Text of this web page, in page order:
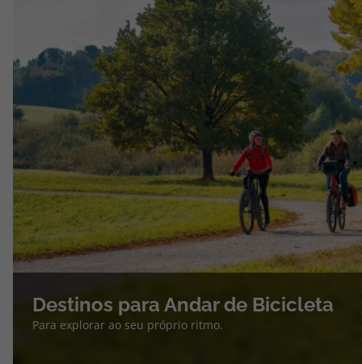
Destinos para Andar de Bicicleta
Para explorar ao seu próprio ritmo.